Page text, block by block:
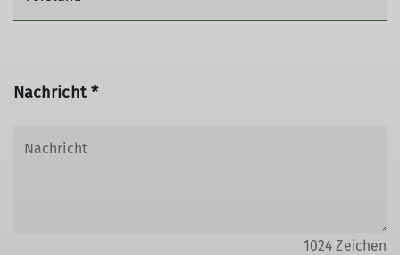
Nachricht *
1024 Zeichen